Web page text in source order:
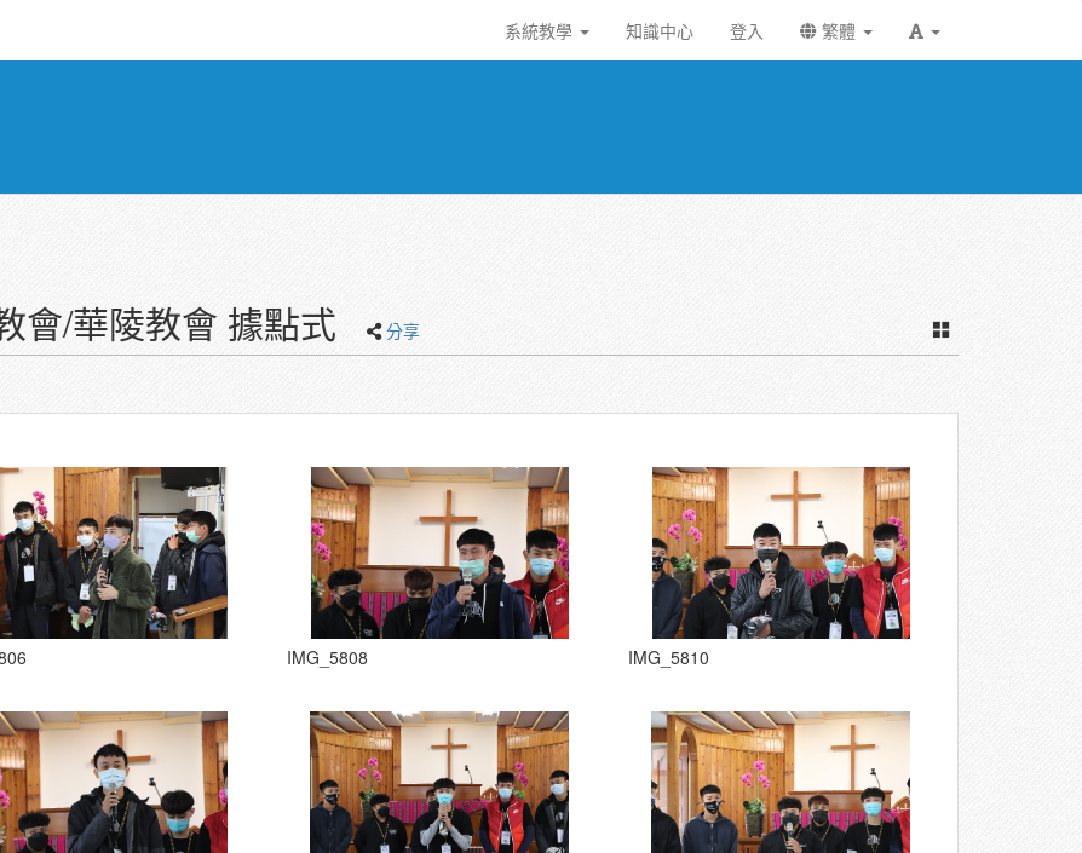
系統教學 知識中心 登入 繁體
會/華陵教會 據點式 分享
IMG_5808 IMG_5810